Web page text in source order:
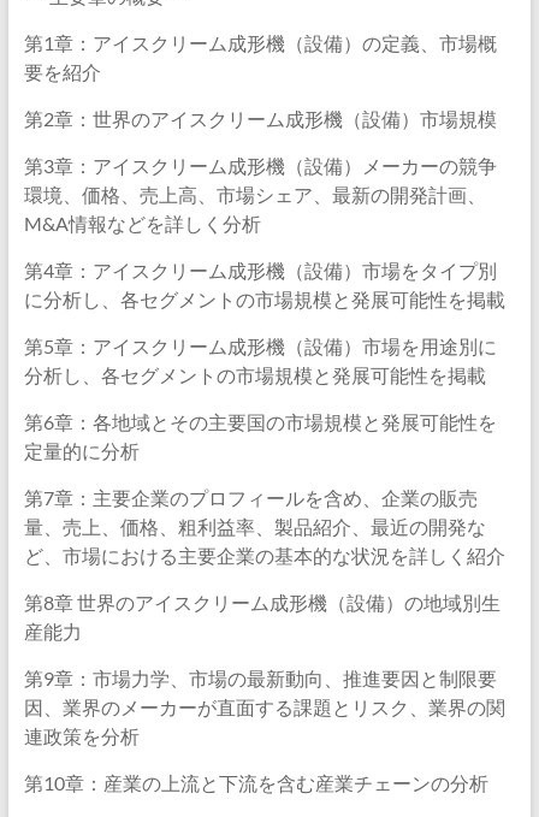
第1章：アイスクリーム成形機（設備）の定義、市場概
要を紹介
第2章：世界のアイスクリーム成形機（設備）市場規模
第3章：アイスクリーム成形機（設備）メーカーの競争
環境、価格、売上高、市場シェア、最新の開発計画、
M&A情報などを詳しく分析
第4章：アイスクリーム成形機（設備）市場をタイプ別
に分析し、各セグメントの市場規模と発展可能性を掲載
第5章：アイスクリーム成形機（設備）市場を用途別に
分析し、各セグメントの市場規模と発展可能性を掲載
第6章：各地域とその主要国の市場規模と発展可能性を
定量的に分析
第7章：主要企業のプロフィールを含め、企業の販売
量、売上、価格、粗利益率、製品紹介、最近の開発な
ど、市場における主要企業の基本的な状況を詳しく紹介
第8章 世界のアイスクリーム成形機（設備）の地域別生
産能力
第9章：市場力学、市場の最新動向、推進要因と制限要
因、業界のメーカーが直面する課題とリスク、業界の関
連政策を分析
第10章：産業の上流と下流を含む産業チェーンの分析